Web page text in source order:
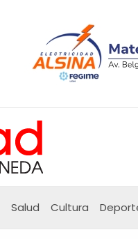
Salud Cultura